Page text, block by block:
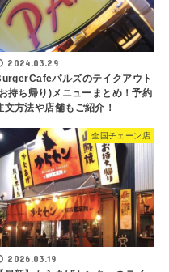
2024.03.29
パルズのテイクアウト
持ち帰り)メニューまとめ！予約
文方法や店舗もご紹介！
全国チェーン店
2026.03.19